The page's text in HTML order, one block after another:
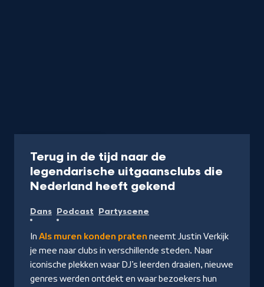
Terug in de tijd naar de
legendarische uitgaansclubs die
Nederland heeft gekend-
NPO
3FM
Dans Podcast Partyscene
In Als muren konden praten neemt Justin Verkijk
je mee naar clubs in verschillende steden. Naar
iconische plekken waar DJ’s leerden draaien, nieuwe
genres werden ontdekt en waar bezoekers hun